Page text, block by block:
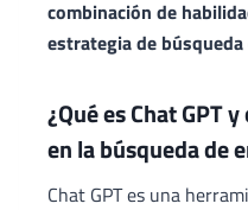
combinación de
estrategia de
¿Qué es Chat GPT
en la búsqueda de
Chat GPT es una